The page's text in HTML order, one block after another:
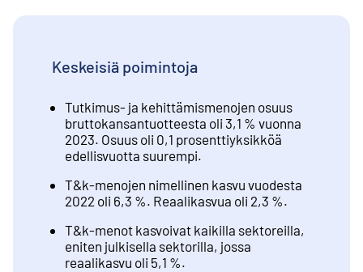
Keskeisiä poimintoja
Tutkimus- ja kehittämismenojen osuus
bruttokansantuotteesta oli 3,1 % vuonna
2023. Osuus oli 0,1 prosenttiyksikköä
edellisvuotta suurempi.
T&k-menojen nimellinen kasvu vuodesta
2022 oli 6,3 %. Reaalikasvua oli 2,3 %.
T&k-menot kasvoivat kaikilla sektoreilla,
eniten julkisella sektorilla, jossa
reaalikasvu oli 5,1 %.